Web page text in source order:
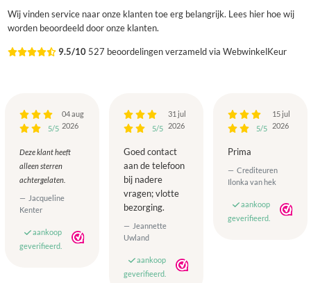
Wij vinden service naar onze klanten toe erg belangrijk. Lees hier hoe wij
worden beoordeeld door onze klanten.
9.5/10 527 beoordelingen verzameld via WebwinkelKeur
5/5
04 aug
2026
Deze klant heeft
alleen sterren
achtergelaten.
Jacqueline
Kenter
aankoop
geverifieerd.
5/5
31 jul
2026
Goed contact
aan de telefoon
bij nadere
vragen; vlotte
bezorging.
Jeannette
Uwland
aankoop
geverifieerd.
5/5
15 jul
2026
Prima
Crediteuren
Ilonka van hek
aankoop
geverifieerd.